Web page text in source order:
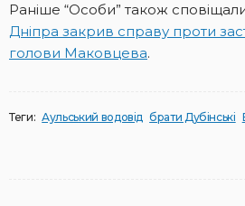
Раніше “Особи” також
Дніпра закрив справу проти
голови Маковцева.
Теги: Аульський водовід брати Дубінські